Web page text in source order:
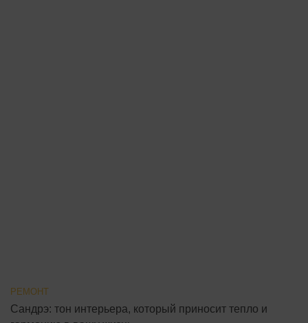
РЕМОНТ
Сандрэ: тон интерьера, который приносит тепло и